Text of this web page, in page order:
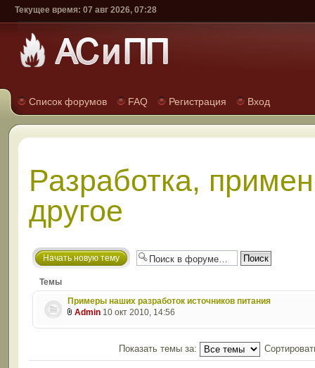
Текущее время: 07 авг 2026, 07:28
Список форумов FAQ Регистрация Вход
Разработка,
другое
Начать новую тему
Темы
Примеры наших разработок источников питания
Admin10 окт 2010, 14:56
Показать темы за: